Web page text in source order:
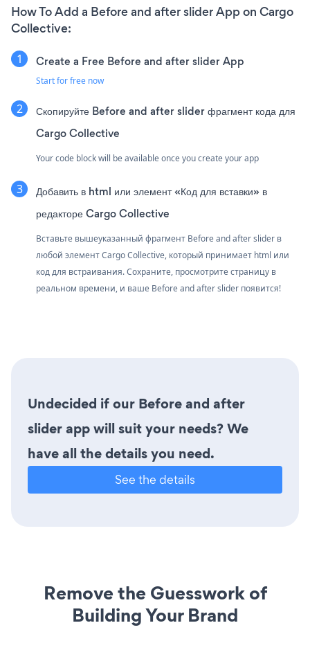
How To Add a Before and after slider App on Cargo
Collective:
Create a Free Before and after slider App
Start for free now
Скопируйте Before and after slider фрагмент кода для
Cargo Collective
Your code block will be available once you create your app
Добавить в html или элемент «Код для вставки» в
редакторе Cargo Collective
Вставьте вышеуказанный фрагмент Before and after slider в
любой элемент Cargo Collective, который принимает html или
код для встраивания. Сохраните, просмотрите страницу в
реальном времени, и ваше Before and after slider появится!
Undecided if our Before and after
slider app will suit your needs? We
have all the details you need.
See the details
Remove the Guesswork of
Building Your Brand